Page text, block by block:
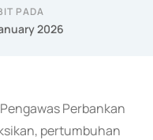
PADA
2026
Perbankan
pertumbuhan